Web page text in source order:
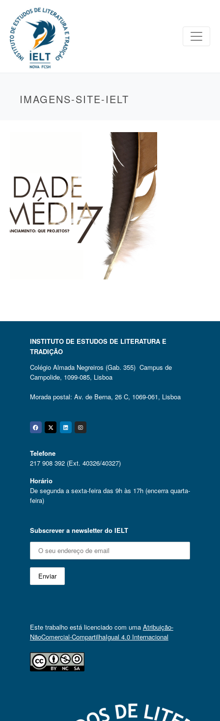
IMAGENS-SITE-IELT
INSTITUTO DE ESTUDOS DE LITERATURA E
TRADIÇÃO
Colégio Almada Negreiros (Gab. 355) Campus de
Campolide, 1099-085, Lisboa
Morada postal: Av. de Berna, 26 C, 1069-061, Lisboa
Facebook
Twitter
Linkedin
Instagram
Telefone
217 908 392 (Ext. 40326/40327)
Horário
De segunda a sexta-feira das 9h às 17h (encerra quarta-
feira)
Subscrever a newsletter do IELT
Este trabalho está licenciado com uma Atribuição-
NãoComercial-CompartilhaIgual 4.0 Internacional